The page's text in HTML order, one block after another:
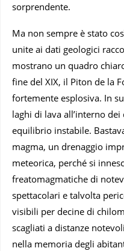
sorprendente.
Ma non sempre è stato
unite ai dati geologici
mostrano un quadro
fine del XIX, il Piton de la
fortemente esplosiva. In
laghi di lava all’interno
equilibrio instabile.
magma, un drenaggio
meteorica, perché si
freatomagmatiche di
spettacolari e talvolta
visibili per decine di
scagliati a distanze
nella memoria degli